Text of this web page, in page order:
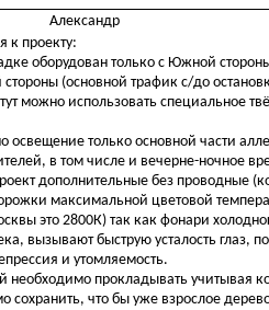
Александр
к проекту:
оборудован только с Южной
стороны (основной трафик с/до
можно использовать специальное
освещение только основной части
в том числе и вечерне-ночное
дополнительные без проводные
максимальной цветовой
это 2800К) так как фонари
вызывают быструю усталость глаз,
и утомляемость.
прокладывать учитывая
сохранить, что бы уже взрослое